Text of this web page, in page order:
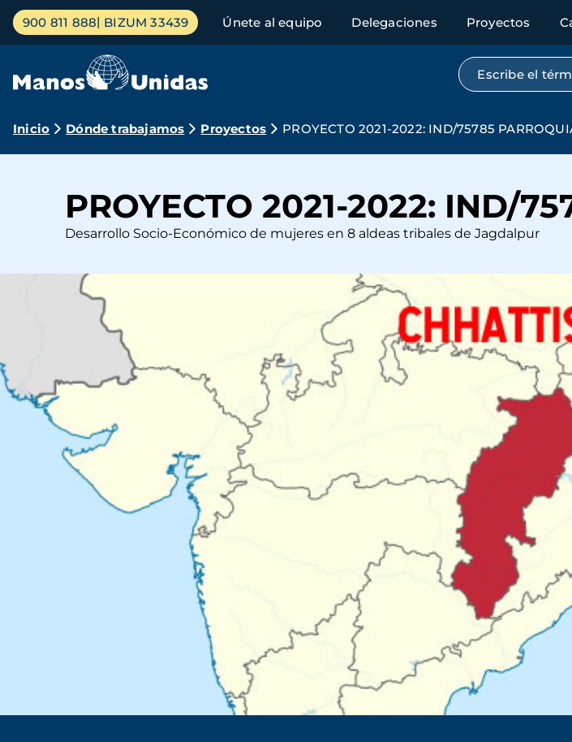
Pasar
contenido
Menú
principal
900 811 888 BIZUM 33439 Únete al equipo Delegaciones Proyectos
Búsqueda
Ruta
navegación
Inicio Dónde trabajamos Proyectos PROYECTO 2021-2022: IND/75785
PROYECTO 2021-2022: IND/
Desarrollo Socio-Económico de mujeres en 8 aldeas tribales de Jagdalpur